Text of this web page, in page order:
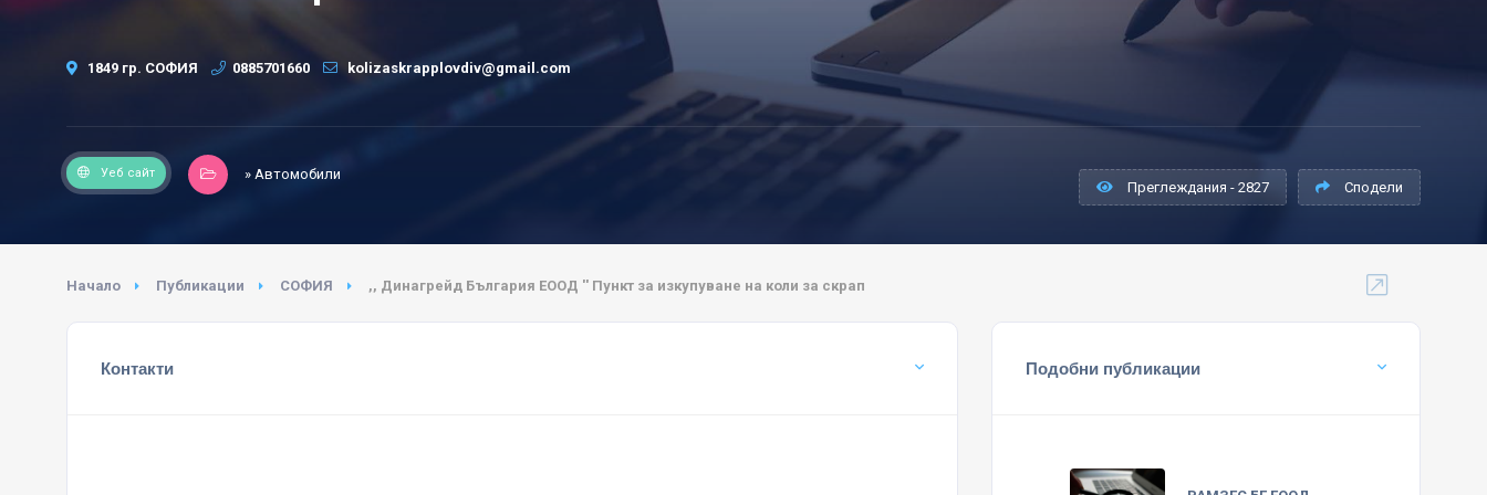
1849 гр. СОФИЯ 0885701660 kolizaskrapplovdiv@gmail.com
Уеб сайт
» Автомобили
Преглеждания - 2827
Сподели
Начало Публикации СОФИЯ ,, Динагрейд България ЕООД '' Пункт за изкупуване на коли за скрап
Контакти Подобни публикации